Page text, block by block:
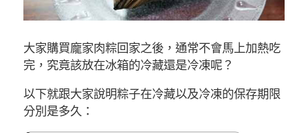
大家購買龐家肉粽回家之後，通常不會馬上加熱吃
完，究竟該放在冰箱的冷藏還是冷凍呢？
以下就跟大家說明粽子在冷藏以及冷凍的保存期限
分別是多久：